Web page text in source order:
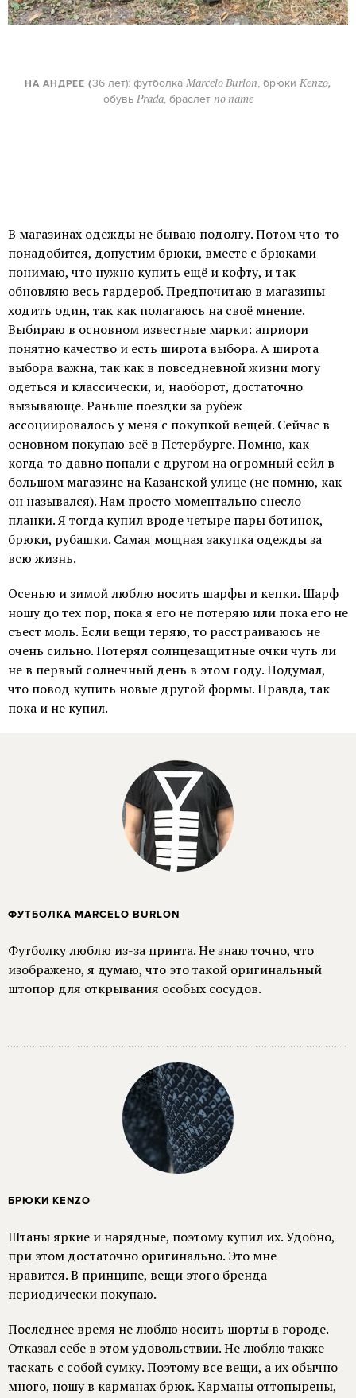
НА АНДРЕЕ (36 лет): футболка Marcelo Burlon, брюки Kenzo,
обувь Prada, браслет no name
В магазинах одежды не бываю подолгу. Потом что-то
понадобится, допустим брюки, вместе с брюками
понимаю, что нужно купить ещё и кофту, и так
обновляю весь гардероб. Предпочитаю в магазины
ходить один, так как полагаюсь на своё мнение.
Выбираю в основном известные марки: априори
понятно качество и есть широта выбора. А широта
выбора важна, так как в повседневной жизни могу
одеться и классически, и, наоборот, достаточно
вызывающе. Раньше поездки за рубеж
ассоциировалось у меня с покупкой вещей. Сейчас в
основном покупаю всё в Петербурге. Помню, как
когда-то давно попали с другом на огромный сейл в
большом магазине на Казанской улице (не помню, как
он назывался). Нам просто моментально снесло
планки. Я тогда купил вроде четыре пары ботинок,
брюки, рубашки. Самая мощная закупка одежды за
всю жизнь.
Осенью и зимой люблю носить шарфы и кепки. Шарф
ношу до тех пор, пока я его не потеряю или пока его не
съест моль. Если вещи теряю, то расстраиваюсь не
очень сильно. Потерял солнцезащитные очки чуть ли
не в первый солнечный день в этом году. Подумал,
что повод купить новые другой формы. Правда, так
пока и не купил.
ФУТБОЛКА MARCELO BURLON
Футболку люблю из-за принта. Не знаю точно, что
изображено, я думаю, что это такой оригинальный
штопор для открывания особых сосудов.
БРЮКИ KENZO
Штаны яркие и нарядные, поэтому купил их. Удобно,
при этом достаточно оригинально. Это мне
нравится. В принципе, вещи этого бренда
периодически покупаю.
Последнее время не люблю носить шорты в городе.
Отказал себе в этом удовольствии. Не люблю также
таскать с собой сумку. Поэтому все вещи, а их обычно
много, ношу в карманах брюк. Карманы оттопырены,